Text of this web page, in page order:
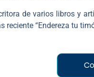
de varios libros y
reciente “Endereza tu